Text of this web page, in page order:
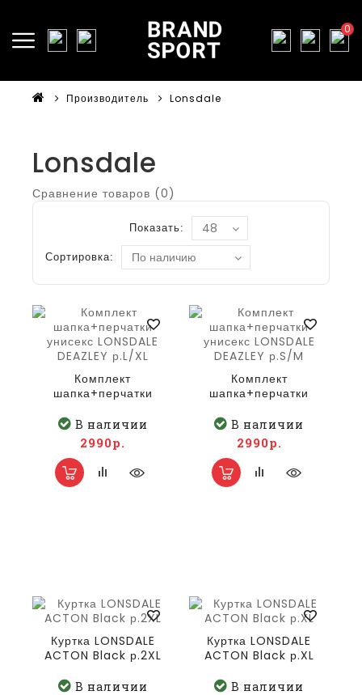
0
Производитель Lonsdale
Lonsdale
Сравнение товаров (0)
Показать:
Сортировка:
Комплект
шапка+перчатки
DEAZLEY р.L/XL
В наличии
2990р.
Комплект
шапка+перчатки
DEAZLEY р.S/M
В наличии
2990р.
Куртка LONSDALE
ACTON Black р.2XL
В наличии
Куртка LONSDALE
ACTON Black р.XL
В наличии